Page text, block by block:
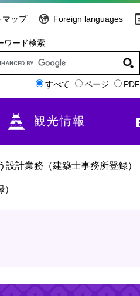
マップ Foreign languages
ワード検索
すべて ページ PDF
観光情報
計業務（建築士事務所登録）